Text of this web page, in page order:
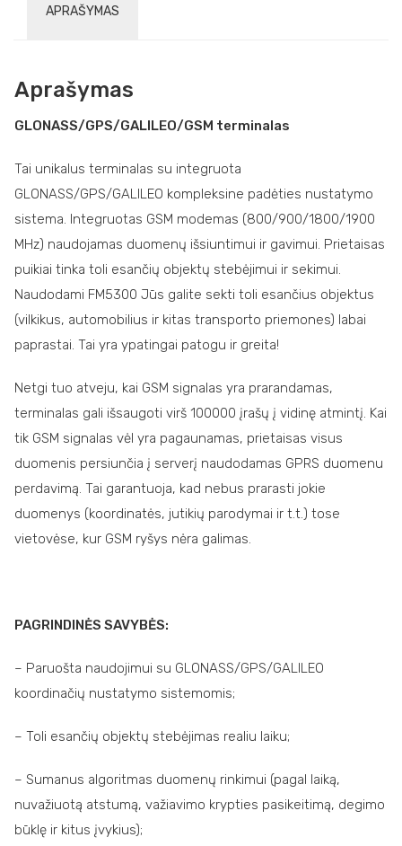
APRAŠYMAS
Aprašymas
GLONASS/GPS/GALILEO/GSM terminalas
Tai unikalus terminalas su integruota
GLONASS/GPS/GALILEO kompleksine padėties nustatymo
sistema. Integruotas GSM modemas (800/900/1800/1900
МHz) naudojamas duomenų išsiuntimui ir gavimui. Prietaisas
puikiai tinka toli esančių objektų stebėjimui ir sekimui.
Naudodami FM5300 Jūs galite sekti toli esančius objektus
(vilkikus, automobilius ir kitas transporto priemones) labai
paprastai. Tai yra ypatingai patogu ir greita!
Netgi tuo atveju, kai GSM signalas yra prarandamas,
terminalas gali išsaugoti virš 100000 įrašų į vidinę atmintį. Kai
tik GSM signalas vėl yra pagaunamas, prietaisas visus
duomenis persiunčia į serverį naudodamas GPRS duomenu
perdavimą. Tai garantuoja, kad nebus prarasti jokie
duomenys (koordinatės, jutikių parodymai ir t.t.) tose
vietovėse, kur GSM ryšys nėra galimas.
PAGRINDINĖS SAVYBĖS:
– Paruošta naudojimui su GLONASS/GPS/GALILEO
koordinačių nustatymo sistemomis;
– Toli esančių objektų stebėjimas realiu laiku;
– Sumanus algoritmas duomenų rinkimui (pagal laiką,
nuvažiuotą atstumą, važiavimo krypties pasikeitimą, degimo
būklę ir kitus įvykius);